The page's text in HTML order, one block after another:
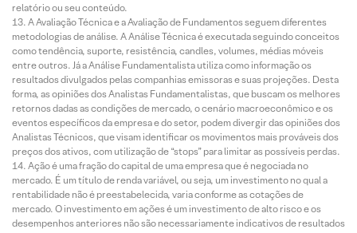
relatório ou seu conteúdo.
A Avaliação Técnica e a Avaliação de Fundamentos seguem diferentes
metodologias de análise. A Análise Técnica é executada seguindo conceitos
como tendência, suporte, resistência, candles, volumes, médias móveis
entre outros. Já a Análise Fundamentalista utiliza como informação os
resultados divulgados pelas companhias emissoras e suas projeções. Desta
forma, as opiniões dos Analistas Fundamentalistas, que buscam os melhores
retornos dadas as condições de mercado, o cenário macroeconômico e os
eventos específicos da empresa e do setor, podem divergir das opiniões dos
Analistas Técnicos, que visam identificar os movimentos mais prováveis dos
preços dos ativos, com utilização de “stops” para limitar as possíveis perdas.
Ação é uma fração do capital de uma empresa que é negociada no
mercado. É um título de renda variável, ou seja, um investimento no qual a
rentabilidade não é preestabelecida, varia conforme as cotações de
mercado. O investimento em ações é um investimento de alto risco e os
desempenhos anteriores não são necessariamente indicativos de resultados